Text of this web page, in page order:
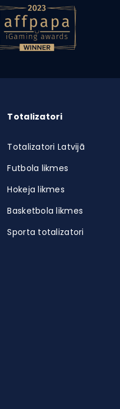
Totalizatori
Totalizatori Latvijā
Futbola likmes
Hokeja likmes
Basketbola likmes
Sporta totalizatori